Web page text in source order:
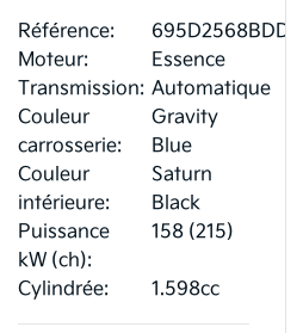
Référence:
695D2568BDDD1
Moteur:
Essence
Transmission: Automatique
Couleur
carrosserie:
Gravity
Blue
Couleur
intérieure:
Saturn
Black
Puissance
kW (ch):
158 (215)
Cylindrée: 1.598cc